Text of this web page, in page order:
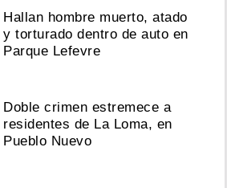
Hallan hombre muerto, atado
y torturado dentro de auto en
Parque Lefevre
Doble crimen estremece a
residentes de La Loma, en
Pueblo Nuevo